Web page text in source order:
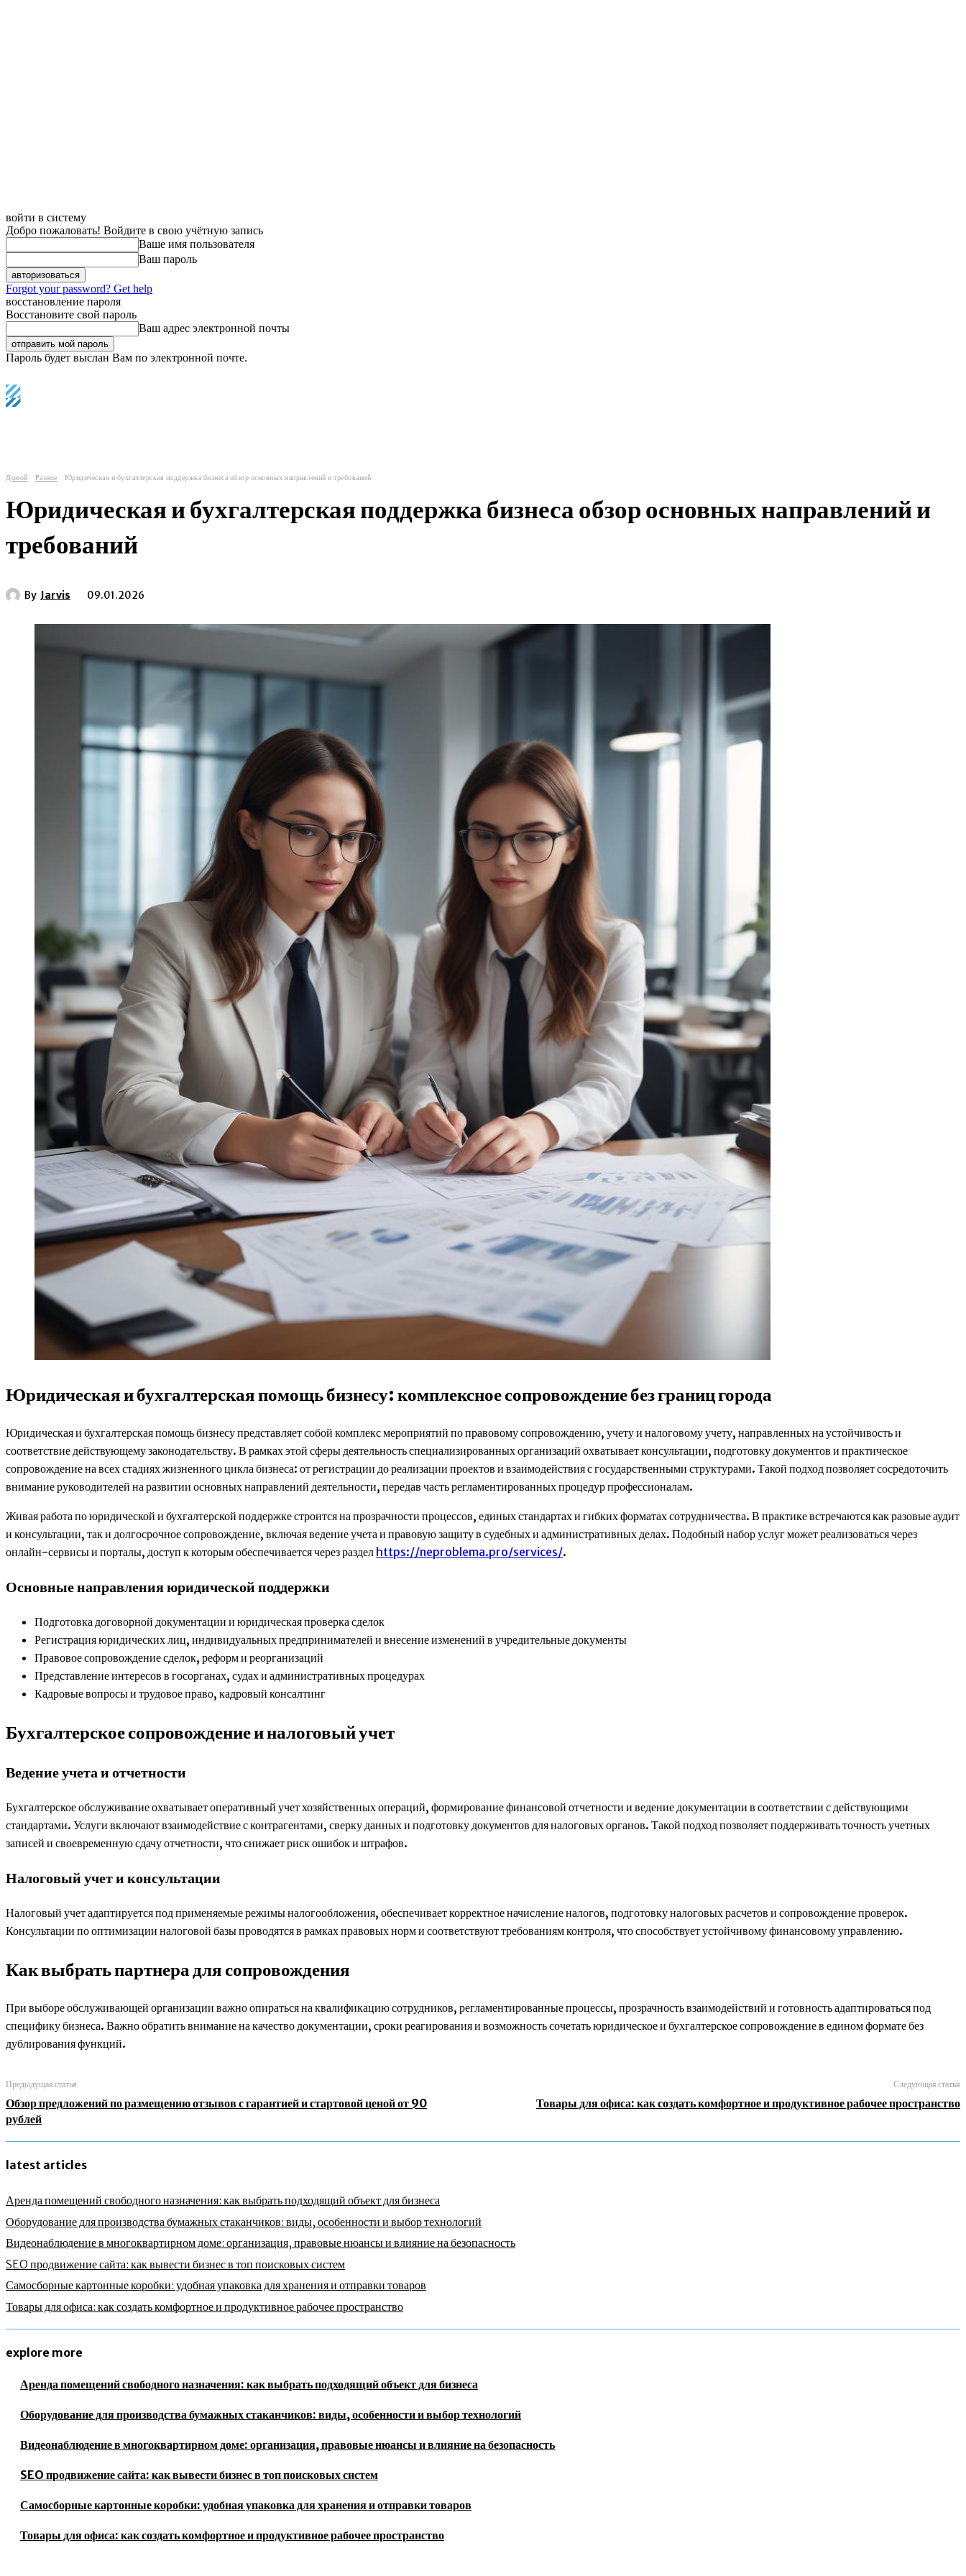
войти в систему
Добро пожаловать! Войдите в свою учётную запись
Ваше имя пользователя
Ваш пароль
Forgot your password? Get help
восстановление пароля
Восстановите свой пароль
Ваш адрес электронной почты
Пароль будет выслан Вам по электронной почте.
Домой Разное Юридическая и бухгалтерская поддержка бизнеса обзор основных направлений и требований
Юридическая и бухгалтерская поддержка бизнеса обзор основных направлений и
требований
By Jarvis 09.01.2026
Юридическая и бухгалтерская помощь бизнесу: комплексное сопровождение без границ города
Юридическая и бухгалтерская помощь бизнесу представляет собой комплекс мероприятий по правовому сопровождению, учету и налоговому учету, направленных на устойчивость и
соответствие действующему законодательству. В рамках этой сферы деятельность специализированных организаций охватывает консультации, подготовку документов и практическое
сопровождение на всех стадиях жизненного цикла бизнеса: от регистрации до реализации проектов и взаимодействия с государственными структурами. Такой подход позволяет сосредоточить
внимание руководителей на развитии основных направлений деятельности, передав часть регламентированных процедур профессионалам.
Живая работа по юридической и бухгалтерской поддержке строится на прозрачности процессов, единых стандартах и гибких форматах сотрудничества. В практике встречаются как разовые аудит
и консультации, так и долгосрочное сопровождение, включая ведение учета и правовую защиту в судебных и административных делах. Подобный набор услуг может реализоваться через
онлайн-сервисы и порталы, доступ к которым обеспечивается через раздел https://neproblema.pro/services/.
Основные направления юридической поддержки
Подготовка договорной документации и юридическая проверка сделок
Регистрация юридических лиц, индивидуальных предпринимателей и внесение изменений в учредительные документы
Правовое сопровождение сделок, реформ и реорганизаций
Представление интересов в госорганах, судах и административных процедурах
Кадровые вопросы и трудовое право, кадровый консалтинг
Бухгалтерское сопровождение и налоговый учет
Ведение учета и отчетности
Бухгалтерское обслуживание охватывает оперативный учет хозяйственных операций, формирование финансовой отчетности и ведение документации в соответствии с действующими
стандартами. Услуги включают взаимодействие с контрагентами, сверку данных и подготовку документов для налоговых органов. Такой подход позволяет поддерживать точность учетных
записей и своевременную сдачу отчетности, что снижает риск ошибок и штрафов.
Налоговый учет и консультации
Налоговый учет адаптируется под применяемые режимы налогообложения, обеспечивает корректное начисление налогов, подготовку налоговых расчетов и сопровождение проверок.
Консультации по оптимизации налоговой базы проводятся в рамках правовых норм и соответствуют требованиям контроля, что способствует устойчивому финансовому управлению.
Как выбрать партнера для сопровождения
При выборе обслуживающей организации важно опираться на квалификацию сотрудников, регламентированные процессы, прозрачность взаимодействий и готовность адаптироваться под
специфику бизнеса. Важно обратить внимание на качество документации, сроки реагирования и возможность сочетать юридическое и бухгалтерское сопровождение в едином формате без
дублирования функций.
Предыдущая статья
Обзор предложений по размещению отзывов с гарантией и стартовой ценой от 90
рублей
Следующая статья
Товары для офиса: как создать комфортное и продуктивное рабочее пространство
latest articles
Аренда помещений свободного назначения: как выбрать подходящий объект для бизнеса
Оборудование для производства бумажных стаканчиков: виды, особенности и выбор технологий
Видеонаблюдение в многоквартирном доме: организация, правовые нюансы и влияние на безопасность
SEO продвижение сайта: как вывести бизнес в топ поисковых систем
Самосборные картонные коробки: удобная упаковка для хранения и отправки товаров
Товары для офиса: как создать комфортное и продуктивное рабочее пространство
explore more
Аренда помещений свободного назначения: как выбрать подходящий объект для бизнеса
Оборудование для производства бумажных стаканчиков: виды, особенности и выбор технологий
Видеонаблюдение в многоквартирном доме: организация, правовые нюансы и влияние на безопасность
SEO продвижение сайта: как вывести бизнес в топ поисковых систем
Самосборные картонные коробки: удобная упаковка для хранения и отправки товаров
Товары для офиса: как создать комфортное и продуктивное рабочее пространство